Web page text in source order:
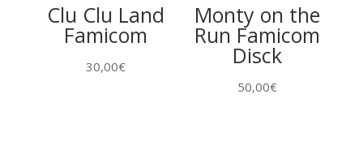
Clu Clu Land
Famicom
30,00€
Monty on the
Run Famicom
Disck
50,00€